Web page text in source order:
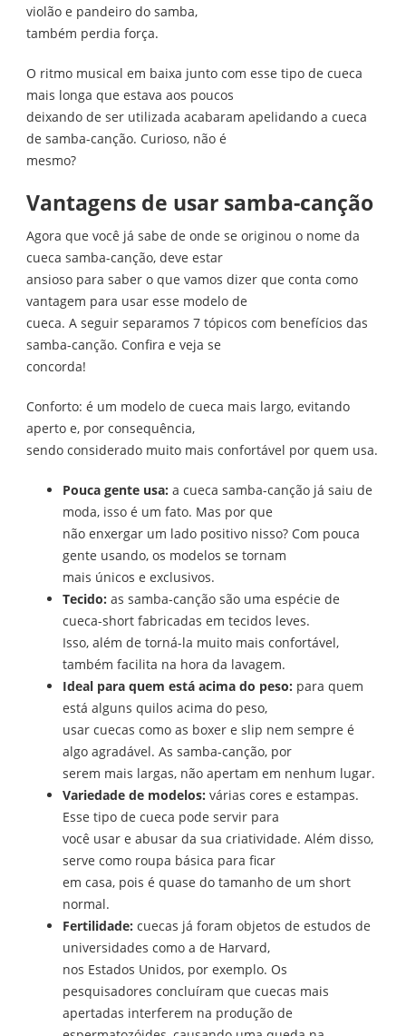
violão e pandeiro do samba,
também perdia força.
O ritmo musical em baixa junto com esse tipo de cueca
mais longa que estava aos poucos
deixando de ser utilizada acabaram apelidando a cueca
de samba-canção. Curioso, não é
mesmo?
Vantagens de usar samba-canção
Agora que você já sabe de onde se originou o nome da
cueca samba-canção, deve estar
ansioso para saber o que vamos dizer que conta como
vantagem para usar esse modelo de
cueca. A seguir separamos 7 tópicos com benefícios das
samba-canção. Confira e veja se
concorda!
Conforto: é um modelo de cueca mais largo, evitando
aperto e, por consequência,
sendo considerado muito mais confortável por quem usa.
Pouca gente usa: a cueca samba-canção já saiu de
moda, isso é um fato. Mas por que
não enxergar um lado positivo nisso? Com pouca
gente usando, os modelos se tornam
mais únicos e exclusivos.
Tecido: as samba-canção são uma espécie de
cueca-short fabricadas em tecidos leves.
Isso, além de torná-la muito mais confortável,
também facilita na hora da lavagem.
Ideal para quem está acima do peso: para quem
está alguns quilos acima do peso,
usar cuecas como as boxer e slip nem sempre é
algo agradável. As samba-canção, por
serem mais largas, não apertam em nenhum lugar.
Variedade de modelos: várias cores e estampas.
Esse tipo de cueca pode servir para
você usar e abusar da sua criatividade. Além disso,
serve como roupa básica para ficar
em casa, pois é quase do tamanho de um short
normal.
Fertilidade: cuecas já foram objetos de estudos de
universidades como a de Harvard,
nos Estados Unidos, por exemplo. Os
pesquisadores concluíram que cuecas mais
apertadas interferem na produção de